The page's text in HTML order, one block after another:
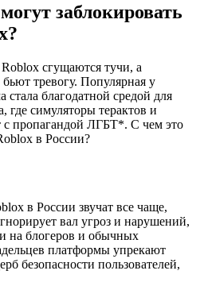
заблокировать
сгущаются тучи, а
тревогу. Популярная у
благодатной средой для
где симуляторы терактов и
с пропагандой ЛГБТ*. С чем это
в России?
в России звучат все чаще,
вал угроз и нарушений,
на блогеров и обычных
платформы упрекают
безопасности пользователей,